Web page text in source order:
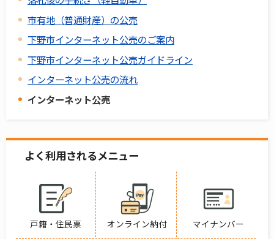
市有地（普通財産）の公売
下野市インターネット公売のご案内
下野市インターネット公売ガイドライン
インターネット公売の流れ
インターネット公売
よく利用されるメニュー
戸籍・住民票 オンライン納付 マイナンバー